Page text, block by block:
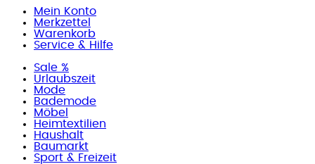
Mein Konto
Merkzettel
Warenkorb
Service & Hilfe
Sale %
Urlaubszeit
Mode
Bademode
Möbel
Heimtextilien
Haushalt
Baumarkt
Sport & Freizeit